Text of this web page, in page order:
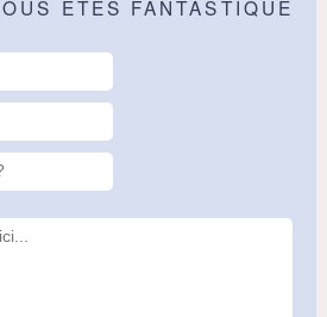
ÊTES FANTASTIQUE